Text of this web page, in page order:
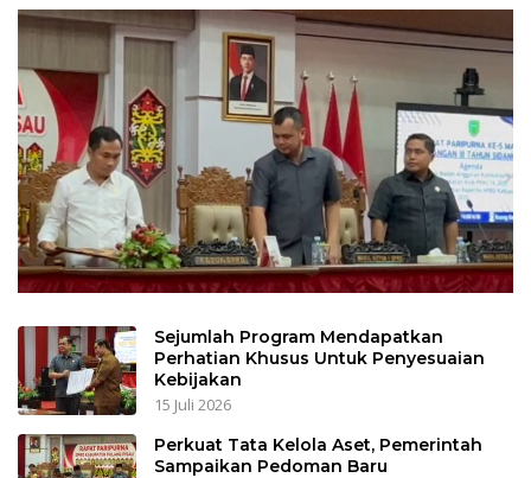
Sejumlah Program Mendapatkan
Perhatian Khusus Untuk Penyesuaian
Kebijakan
15 Juli 2026
Perkuat Tata Kelola Aset, Pemerintah
Sampaikan Pedoman Baru